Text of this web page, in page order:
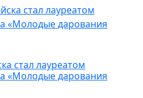
стал лауреатом
«Молодые дарования